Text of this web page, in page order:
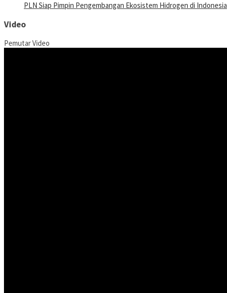
PLN Siap Pimpin Pengembangan Ekosistem Hidrogen di Indonesia
Video
Pemutar Video